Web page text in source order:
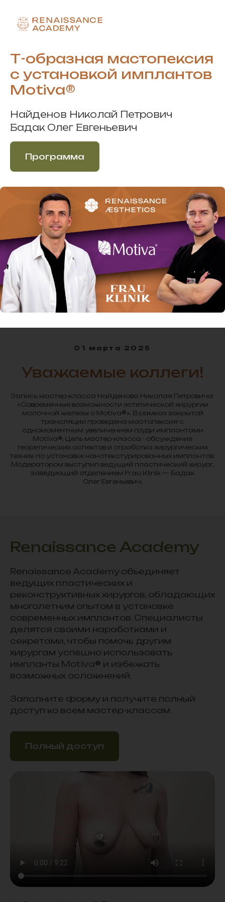
Т-образная мастопексия
с установкой имплантов
Motiva®
Найденов Николай Петрович
Бадак Олег Евгеньевич
Программа
01 марта 2025
Уважаемые коллеги!
Запись мастер-класса Найденова Николая Петровича:
«Современные возможности эстетической хирургии
молочной железы с Motiva®». В рамках закрытой
трансляции проведена мастопексия с
одномоментным увеличением груди имплантами
Motiva®. Цель мастер-класса - обсуждение
теоретических аспектов и отработка хирургических
техник по установке нанотекстурированных имплантов.
Модератором выступил ведущий пластический хирург,
заведующий отделением Frau Klinik — Бадак
Олег Евгеньевич.
Renaissance Academy
Renaissance Academy объединяет
ведущих пластических и
реконструктивных хирургов, обладающих
многолетним опытом в установке
современных имплантов. Специалисты
делятся своими наработками и
секретами, чтобы помочь другим
хирургам успешно использовать
импланты Motiva® и избежать
возможных осложнений.
Заполните форму и получите полный
доступ ко всем мастер-классам
Полный доступ
Найденов Николай
Петрович